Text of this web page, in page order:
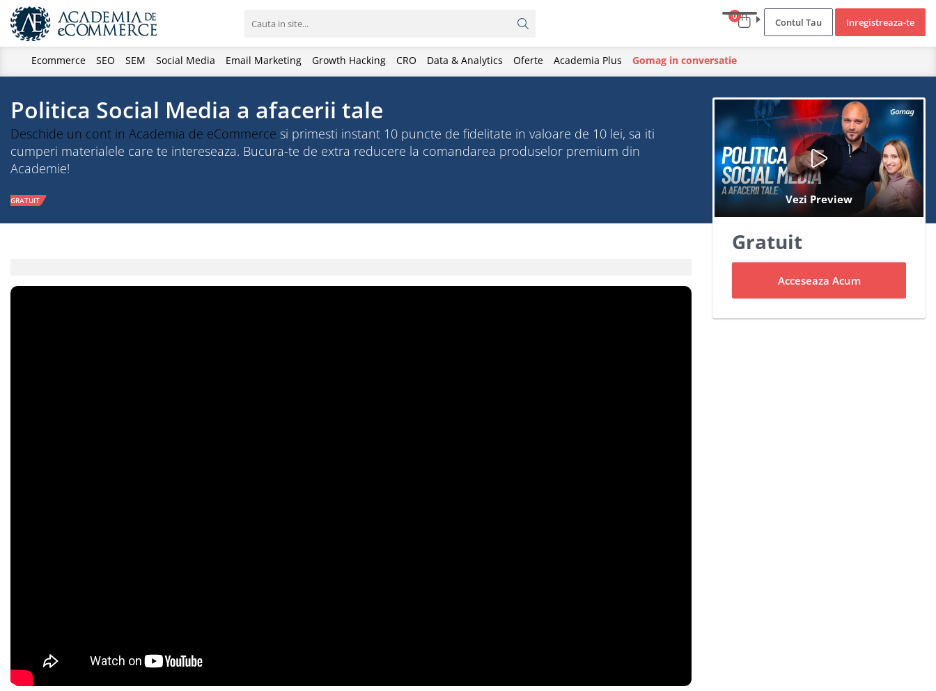
0
Contul Tau Inregistreaza-te
Ecommerce SEO SEM Social Media Email Marketing Growth Hacking CRO Data & Analytics Oferte Academia Plus Gomag in conversatie
Politica Social Media a afacerii tale
Deschide un cont in Academia de eCommerce si primesti instant 10 puncte de fidelitate in valoare de 10 lei, sa iti
cumperi materialele care te intereseaza. Bucura-te de extra reducere la comandarea produselor premium din
Academie!
GRATUIT
Gratuit
Acceseaza Acum